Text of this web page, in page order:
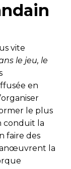
vite
le jeu, le
en
le plus
conduit la
faire des
la